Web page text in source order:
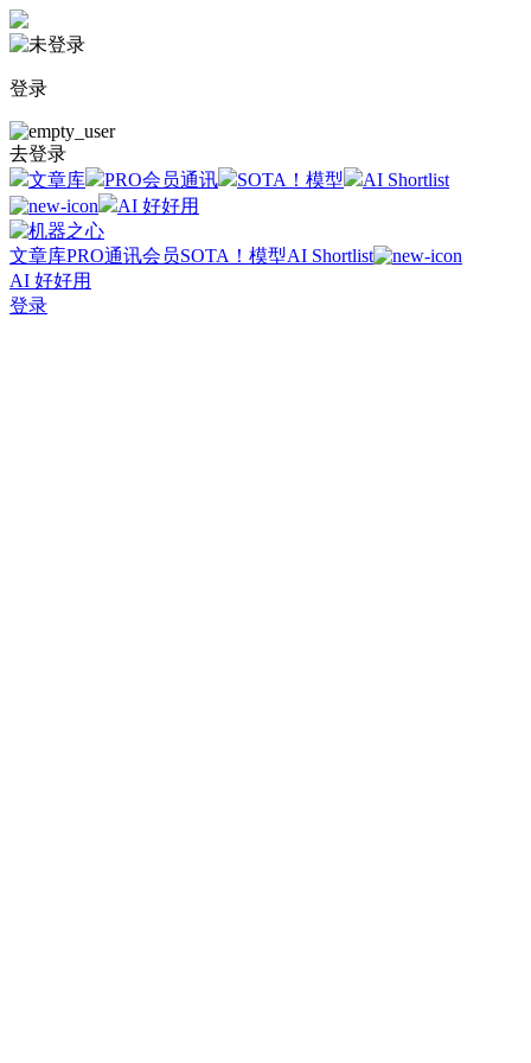
登录
去登录
文章库
PRO会员通讯 SOTA！模型
AI Shortlist
AI 好好用
文章库PRO通讯会员SOTA！模型AI Shortlist
AI 好好用
登录